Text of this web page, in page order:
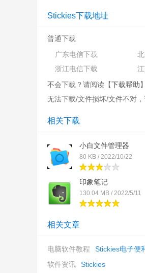
...和贴纸是完全免费的！
更新日志
= 删除显示红色的消息这个
= 固定与边缘sa几个W10机
文件信息
文件大小：716800 字节
文件说明：Stickies 9.0e
MD5：
SHA1：
相关搜索：便签 便利贴
Stickies下载地址
普通下载
广东电信下载
浙江电信下载
不会下载？请阅读【下载帮助】
无法下载/文件损坏/文件不对
相关下载
小白文件管理器
80 KB / 2022/10/22
印象笔记
130.04 MB / 2022/5/11
相关文章
电脑软件教程 Stickies电子便
软件资讯
Stickies